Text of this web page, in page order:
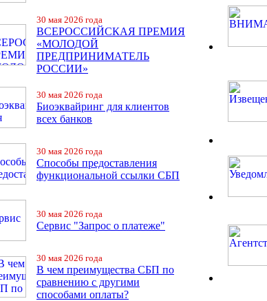
30 мая 2026 года
ВСЕРОССИЙСКАЯ ПРЕМИЯ
«МОЛОДОЙ
ПРЕДПРИНИМАТЕЛЬ
РОССИИ»
30 мая 2026 года
Биоэквайринг для клиентов
всех банков
30 мая 2026 года
Способы предоставления
функциональной ссылки СБП
30 мая 2026 года
Сервис "Запрос о платеже"
30 мая 2026 года
В чем преимущества СБП по
сравнению с другими
способами оплаты?